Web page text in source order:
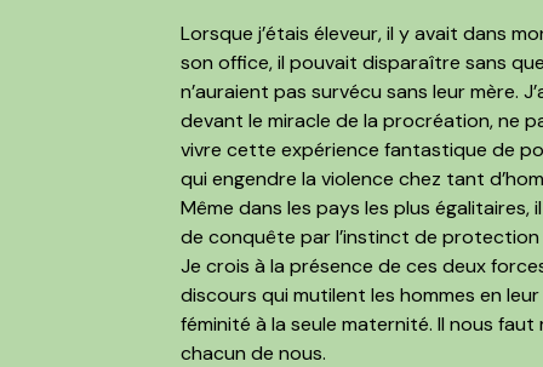
Lorsque j’étais éleveur, il y avait dans
son office, il pouvait disparaître sans
n’auraient pas survécu sans leur mère.
devant le miracle de la procréation, ne
vivre cette expérience fantastique de
qui engendre la violence chez tant
Même dans les pays les plus égalitaires,
de conquête par l’instinct de protection
Je crois à la présence de ces deux
discours qui mutilent les hommes en
féminité à la seule maternité. Il nous
chacun de nous.